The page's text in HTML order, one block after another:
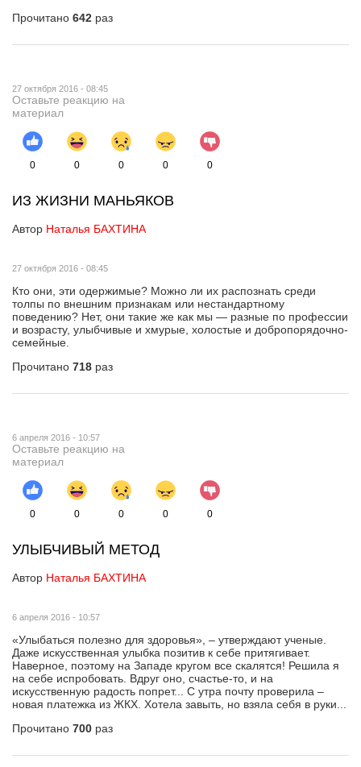
Прочитано 642 раз
27 октября 2016 - 08:45
Оставьте реакцию на
материал
0 0 0 0 0
ИЗ ЖИЗНИ МАНЬЯКОВ
Автор Наталья БАХТИНА
27 октября 2016 - 08:45
Кто они, эти одержимые? Можно ли их распознать среди
толпы по внешним признакам или нестандартному
поведению? Нет, они такие же как мы — разные по профессии
и возрасту, улыбчивые и хмурые, холостые и добропорядочно-
семейные.
Прочитано 718 раз
6 апреля 2016 - 10:57
Оставьте реакцию на
материал
0 0 0 0 0
УЛЫБЧИВЫЙ МЕТОД
Автор Наталья БАХТИНА
6 апреля 2016 - 10:57
«Улыбаться полезно для здоровья», – утверждают ученые.
Даже искусственная улыбка позитив к себе притягивает.
Наверное, поэтому на Западе кругом все скалятся! Решила я
на себе испробовать. Вдруг оно, счастье-то, и на
искусственную радость попрет... С утра почту проверила –
новая платежка из ЖКХ. Хотела завыть, но взяла себя в руки...
Прочитано 700 раз